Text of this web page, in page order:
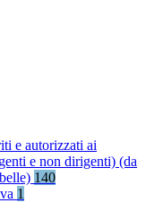
e autorizzati ai
e non dirigenti) (da
140
1